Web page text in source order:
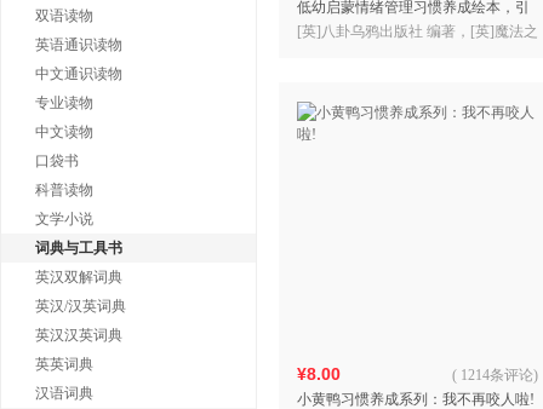
双语读物
英语通识读物
中文通识读物
专业读物
中文读物
口袋书
科普读物
文学小说
词典与工具书
英汉双解词典
英汉/汉英词典
英汉汉英词典
英英词典
汉语词典
低幼启蒙情绪管理习惯养成绘本，引
导宝宝认识接纳情绪培养好品质，发
[英]八卦乌鸦出版社 编著，[英]魔法之
¥8.00
小黄鸭习惯养成系列：我不再咬人啦!
( 1214条评论)